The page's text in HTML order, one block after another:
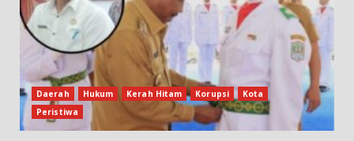
Daerah Hukum Kerah Hitam Korupsi
Kota
Peristiwa